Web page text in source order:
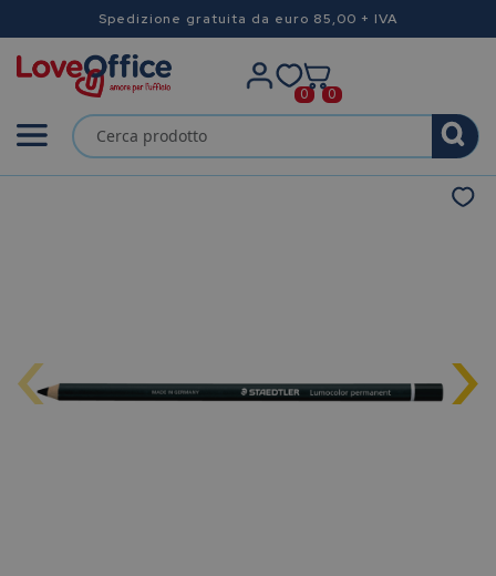
Spedizione gratuita da euro 85,00 + IVA
0 0
‹ ›